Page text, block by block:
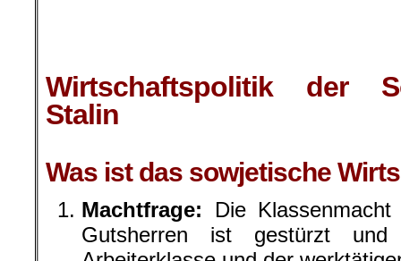
Wirtschaftspolitik der
Stalin
Was ist das sowjetische
Machtfrage: Die
Gutsherren ist gestürzt